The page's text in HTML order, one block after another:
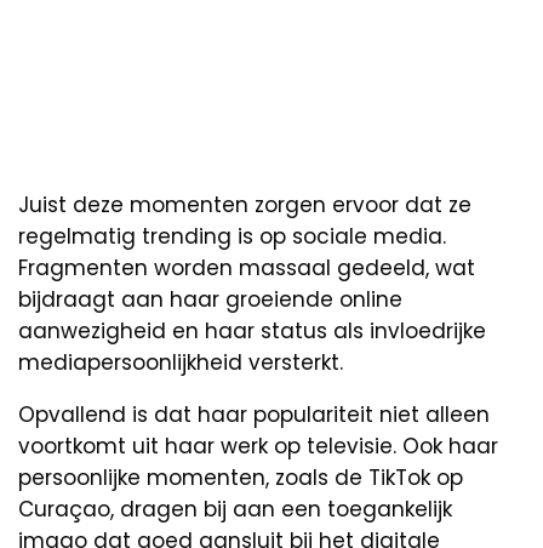
Juist deze momenten zorgen ervoor dat ze
regelmatig trending is op sociale media.
Fragmenten worden massaal gedeeld, wat
bijdraagt aan haar groeiende online
aanwezigheid en haar status als invloedrijke
mediapersoonlijkheid versterkt.
Opvallend is dat haar populariteit niet alleen
voortkomt uit haar werk op televisie. Ook haar
persoonlijke momenten, zoals de TikTok op
Curaçao, dragen bij aan een toegankelijk
imago dat goed aansluit bij het digitale